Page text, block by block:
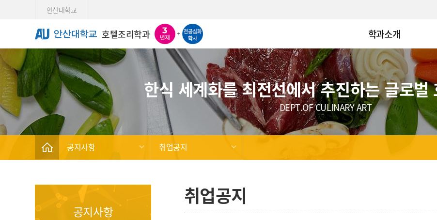
Skip Menu
안산대학교
호텔조리학과 학과소개
한식 세계화를 최전선에서 추진하는 글로벌
DEPT.OF CULINARY ART
공지사항 취업공지
공지사항
취업공지